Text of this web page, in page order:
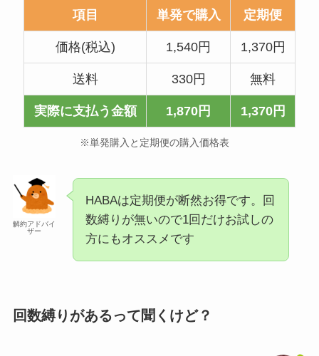
項目 単発で購入 定期便
価格(税込) 1,540円 1,370円
送料 330円 無料
実際に支払う金額 1,870円 1,370円
※単発購入と定期便の購入価格表
解約アドバイ
ザー
HABAは定期便が断然お得です。回
数縛りが無いので1回だけお試しの
方にもオススメです
回数縛りがあるって聞くけど？